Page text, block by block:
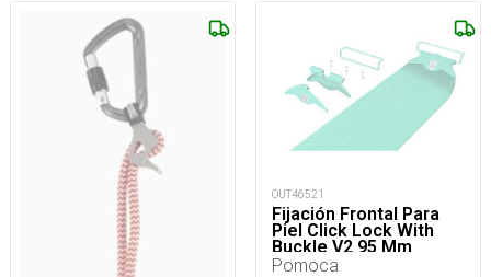
OUT46521
Fijación Frontal Para
Piel Click Lock With
Buckle V2 95 Mm
Pomoca